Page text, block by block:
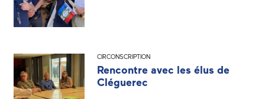
CIRCONSCRIPTION
Rencontre avec les élus de
Cléguerec